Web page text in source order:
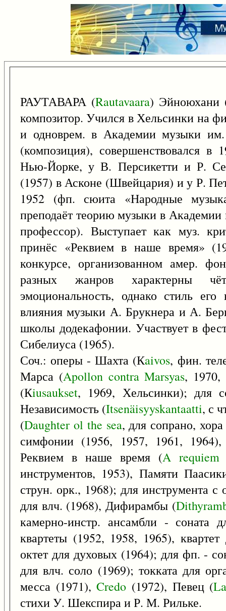
РАУТАВАРА (Rautavaara)
композитор. Учился в Хельсинки на
и одноврем. в Академии музыки
(композиция), совершенствовался
Нью-Йорке, у В. Персикетти и Р.
(1957) в Асконе (Швейцария) и у Р.
1952 (фп. сюита «Народные
преподаёт теорию музыки в
профессор). Выступает как муз.
принёс «Реквием в наше время»
конкурсе, организованном амер.
разных жанров характерны
эмоциональность, однако стиль
влияния музыки А. Брукнера и А.
школы додекафонии. Участвует в
Сибелиуса (1965).
Соч.: оперы - Шахта (Кaivos, фин.
Марса (Apollon contra Marsyas, 1970,
(Кiusaukset, 1969, Хельсинки); для
Независимость (Itsenäisyyskantaatti, с
(Daughter ol the sea, для сопрано,
симфонии (1956, 1957, 1961,
Реквием в наше время (A requiem
инструментов, 1953), Памяти
струн. орк., 1968); для инструмента
для влч. (1968), Дифирамбы (
камерно-инстр. ансамбли - соната
квартеты (1952, 1958, 1965),
октет для духовых (1964); для фп. -
для влч. соло (1969); токката для
месса (1971),Credo (1972), Певец (
стихи У. Шекспира и Р. М. Рильке.